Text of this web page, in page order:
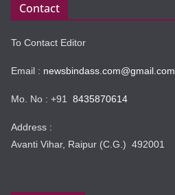
Contact
To Contact Editor
Email : newsbindass.com@gmail.com
Mo. No : +91 8435870614
Address :
Avanti Vihar, Raipur (C.G.) 492001